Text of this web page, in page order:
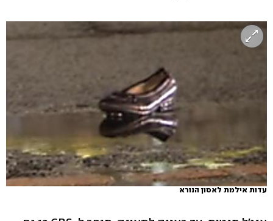
עדות אילמת לאסון הנורא